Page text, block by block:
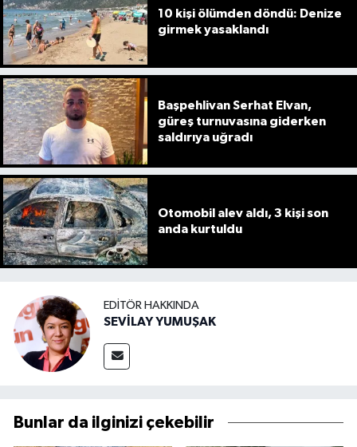
10 kişi ölümden döndü: Denize
girmek yasaklandı
Başpehlivan Serhat Elvan,
güreş turnuvasına giderken
saldırıya uğradı
Otomobil alev aldı, 3 kişi son
anda kurtuldu
EDITÖR HAKKINDA
SEVİLAY YUMUŞAK
Bunlar da ilginizi çekebilir